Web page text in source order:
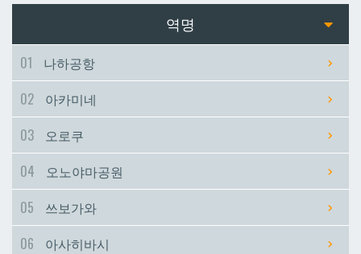
아사토
아사토
역명
01
나하공항
02
아카미네
03
오로쿠
04
오노야마공원
05
쓰보가와
06
아사히바시